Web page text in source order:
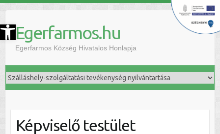
Eszköztár megnyitása Egerfarmos.hu
Egerfarmos Község Hivatalos Honlapja
Képviselő testület